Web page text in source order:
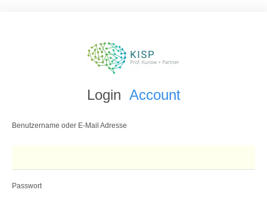
Login Account
Benutzername oder E-Mail Adresse
Passwort